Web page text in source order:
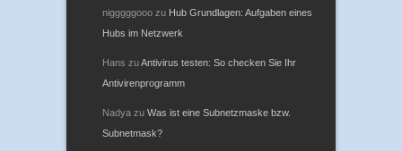
nigggggooo zu Hub Grundlagen: Aufgaben eines
Hubs im Netzwerk
Hans zuAntivirus testen: So checken Sie Ihr
Antivirenprogramm
Nadya zu Was ist eine Subnetzmaske bzw.
Subnetmask?